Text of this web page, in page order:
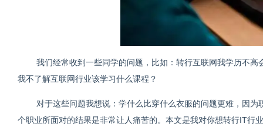
我们经常收到一些同学的问题，比如：转行互联网我学历不
我不了解互联网行业该学习什么课程？
对于这些问题我想说：学什么比穿什么衣服的问题更难，因
个职业所面对的结果是非常让人痛苦的。本文是我对你想转行IT行